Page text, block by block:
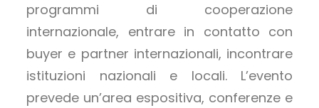
programmi di cooperazione
internazionale, entrare in contatto con
buyer e partner internazionali, incontrare
istituzioni nazionali e locali. L’evento
prevede un’area espositiva, conferenze e